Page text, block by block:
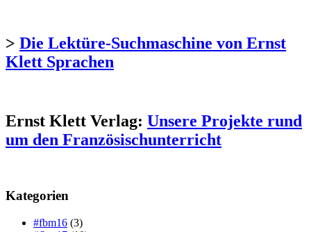
> Die Lektüre-Suchmaschine von Ernst
Klett Sprachen
Ernst Klett Verlag: Unsere Projekte rund
um den Französischunterricht
Kategorien
#fbm16 (3)